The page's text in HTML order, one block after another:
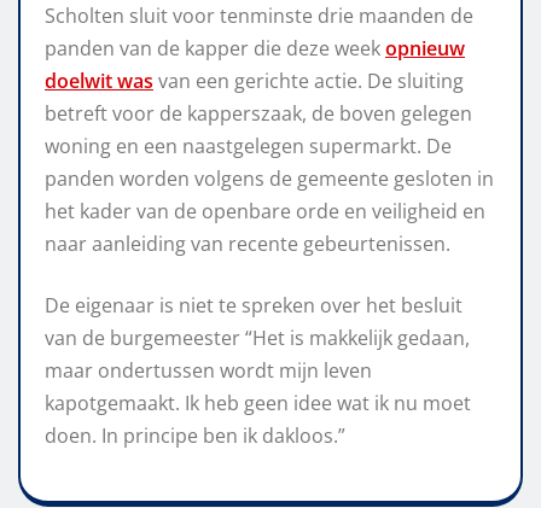
Scholten sluit voor tenminste drie maanden de
panden van de kapper die deze weekopnieuw
doelwit was van een gerichte actie. De sluiting
betreft voor de kapperszaak, de boven gelegen
woning en een naastgelegen supermarkt. De
panden worden volgens de gemeente gesloten in
het kader van de openbare orde en veiligheid en
naar aanleiding van recente gebeurtenissen.
De eigenaar is niet te spreken over het besluit
van de burgemeester “Het is makkelijk gedaan,
maar ondertussen wordt mijn leven
kapotgemaakt. Ik heb geen idee wat ik nu moet
doen. In principe ben ik dakloos.”